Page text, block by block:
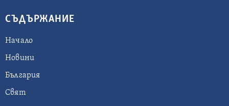
СЪДЪРЖАНИЕ
Начало
Новини
България
Свят